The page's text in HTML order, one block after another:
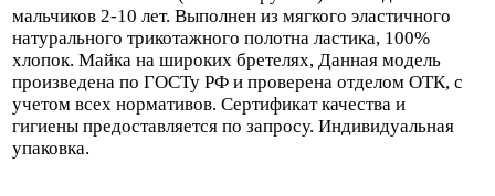
мальчиков 2-10 лет. Выполнен из мягкого эластичного
натурального трикотажного полотна ластика, 100%
хлопок. Майка на широких бретелях, Данная модель
произведена по ГОСТу РФ и проверена отделом ОТК, с
учетом всех нормативов. Сертификат качества и
гигиены предоставляется по запросу. Индивидуальная
упаковка.